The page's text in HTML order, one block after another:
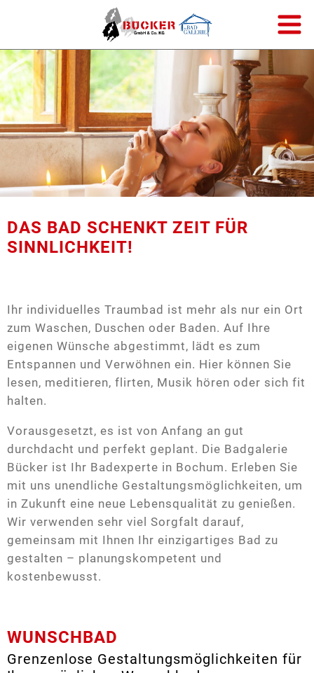
Badgestalter
Meister der Elemente
Wärme
Energieausweis
Ingenieurbüro
DAS BAD SCHENKT ZEIT FÜR
SINNLICHKEIT!
Ihr individuelles Traumbad ist mehr als nur ein Ort
zum Waschen, Duschen oder Baden. Auf Ihre
eigenen Wünsche abgestimmt, lädt es zum
Entspannen und Verwöhnen ein. Hier können Sie
lesen, meditieren, flirten, Musik hören oder sich fit
halten.
Vorausgesetzt, es ist von Anfang an gut
durchdacht und perfekt geplant. Die Badgalerie
Bücker ist Ihr Badexperte in Bochum. Erleben Sie
mit uns unendliche Gestaltungsmöglichkeiten, um
in Zukunft eine neue Lebensqualität zu genießen.
Wir verwenden sehr viel Sorgfalt darauf,
gemeinsam mit Ihnen Ihr einzigartiges Bad zu
gestalten – planungskompetent und
kostenbewusst.
WUNSCHBAD
Grenzenlose Gestaltungsmöglichkeiten für